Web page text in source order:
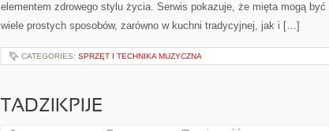
elementem zdrowego stylu życia. Serwis pokazuje, że mięta mogą
wiele prostych sposobów, zarówno w kuchni tradycyjnej, jak i […]
CATEGORIES: SPRZĘT I TECHNIKA MUZYCZNA
TADZIKPIJE